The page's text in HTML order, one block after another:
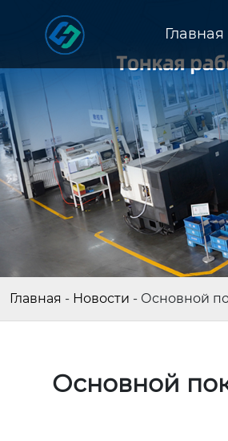
Главная
Главная - Новости - Основной
Основной